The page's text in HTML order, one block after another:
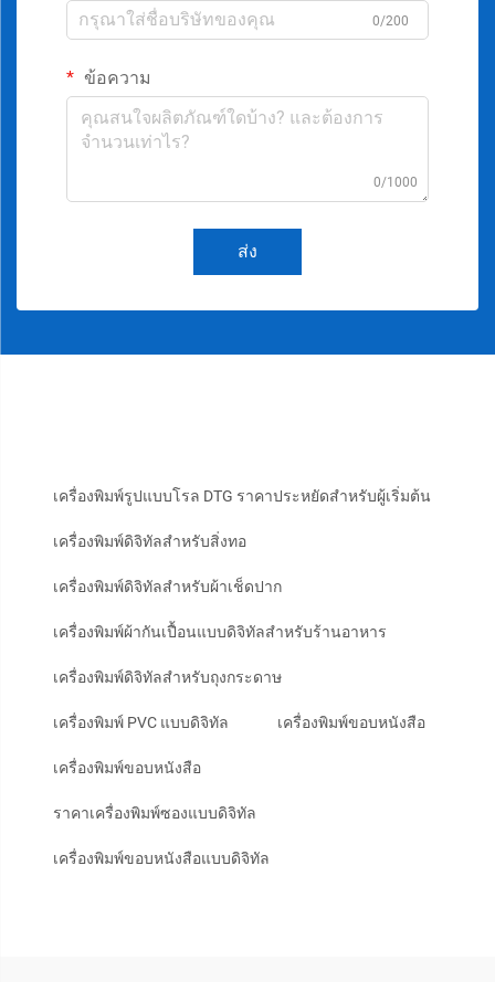
0/200
ข้อความ
0/1000
ส่ง
เครื่องพิมพ์รูปแบบโรล DTG ราคาประหยัดสำหรับผู้เริ่มต้น
เครื่องพิมพ์ดิจิทัลสำหรับสิ่งทอ
เครื่องพิมพ์ดิจิทัลสำหรับผ้าเช็ดปาก
เครื่องพิมพ์ผ้ากันเปื้อนแบบดิจิทัลสำหรับร้านอาหาร
เครื่องพิมพ์ดิจิทัลสำหรับถุงกระดาษ
เครื่องพิมพ์ PVC แบบดิจิทัล เครื่องพิมพ์ขอบหนังสือ
เครื่องพิมพ์ขอบหนังสือ
ราคาเครื่องพิมพ์ซองแบบดิจิทัล
เครื่องพิมพ์ขอบหนังสือแบบดิจิทัล